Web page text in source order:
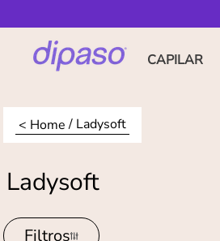
CAPILAR
Ladysoft
Ladysoft
Filtros